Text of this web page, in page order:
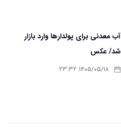
آب معدنی برای پولدارها وارد بازار
شد/ عکس
۱۴۰۵/۰۵/۱۸ ۲۳:۳۲